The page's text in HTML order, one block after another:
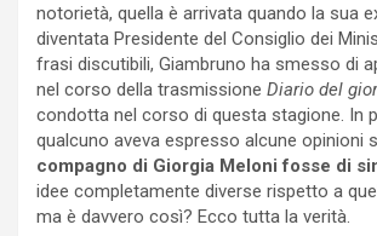
notorietà, quella è arrivata quando la sua
diventata Presidente del Consiglio dei
frasi discutibili, Giambruno ha smesso di
nel corso della trasmissione Diario del
condotta nel corso di questa stagione. In
qualcuno aveva espresso alcune opinioni
compagno di Giorgia Meloni fosse di
idee completamente diverse rispetto a
ma è davvero così? Ecco tutta la verità.